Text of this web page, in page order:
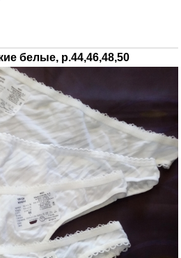
белые, р.44,46,48,50